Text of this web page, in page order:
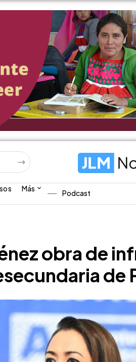
Más Podcast
obra de
de